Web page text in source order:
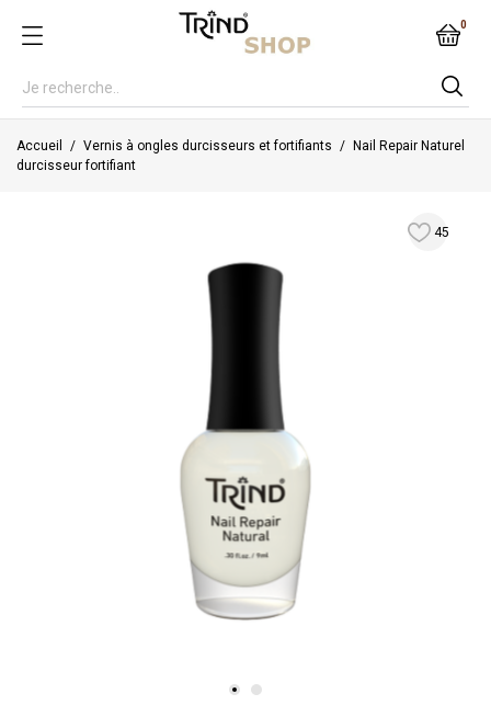
0
Accueil Vernis à ongles durcisseurs et fortifiants
Nail Repair Naturel
durcisseur fortifiant
45